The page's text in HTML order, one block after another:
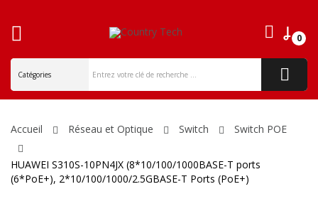
0
Accueil Réseau et Optique Switch Switch POE
HUAWEI S310S-10PN4JX (8*10/100/1000BASE-T ports
(6*PoE+), 2*10/100/1000/2.5GBASE-T Ports (PoE+)